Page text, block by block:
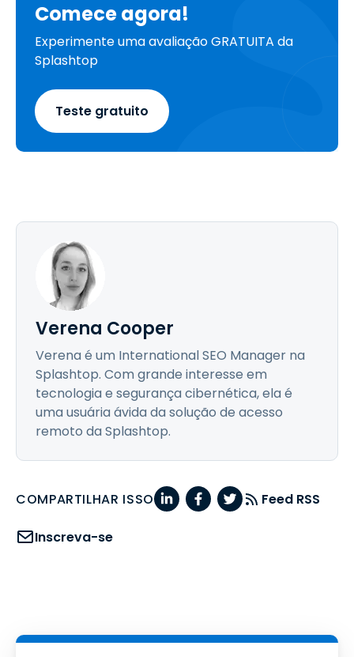
Comece agora!
Experimente uma avaliação GRATUITA da
Splashtop
Teste gratuito
Verena Cooper
Verena é um International SEO Manager na
Splashtop. Com grande interesse em
tecnologia e segurança cibernética, ela é
uma usuária ávida da solução de acesso
remoto da Splashtop.
COMPARTILHAR ISSO Feed RSS
Inscreva-se